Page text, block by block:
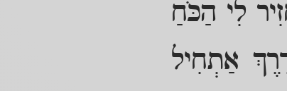
לִי הַכֹּחַ
אַתְחִיל